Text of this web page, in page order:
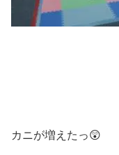
カニが増えたっ😲